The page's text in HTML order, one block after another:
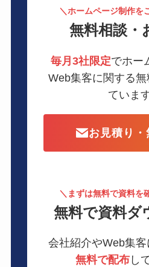
＼ホームページ制作を
無料相談・
毎月3社限定でホー
Web集客に関する
ています
お見積り・
＼まずは無料で資料を
無料で資料ダ
会社紹介やWeb集
無料で配布 し